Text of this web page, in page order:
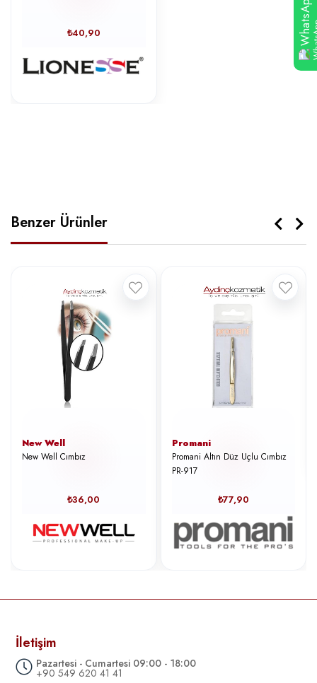
₺40,90
Benzer Ürünler
New Well
New Well Cımbız
₺36,00
Promani
Promani Altın Düz Uçlu Cımbız
PR-917
₺77,90
İletişim
Pazartesi - Cumartesi 09:00 - 18:00
+90 549 620 41 41
WhatsApp